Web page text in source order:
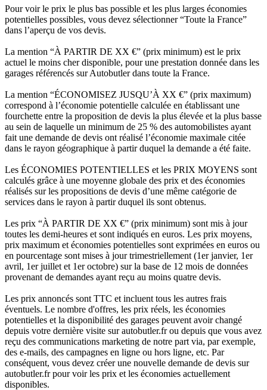
Pour voir le prix le plus bas possible et les plus larges économies
potentielles possibles, vous devez sélectionner “Toute la France”
dans l’aperçu de vos devis.
La mention “À PARTIR DE XX €” (prix minimum) est le prix
actuel le moins cher disponible, pour une prestation donnée dans les
garages référencés sur Autobutler dans toute la France.
La mention “ÉCONOMISEZ JUSQU’À XX €” (prix maximum)
correspond à l’économie potentielle calculée en établissant une
fourchette entre la proposition de devis la plus élevée et la plus basse
au sein de laquelle un minimum de 25 % des automobilistes ayant
fait une demande de devis ont réalisé l’économie maximale citée
dans le rayon géographique à partir duquel la demande a été faite.
Les ÉCONOMIES POTENTIELLES et les PRIX MOYENS sont
calculés grâce à une moyenne globale des prix et des économies
réalisés sur les propositions de devis d’une même catégorie de
services dans le rayon à partir duquel ils sont obtenus.
Les prix “À PARTIR DE XX €” (prix minimum) sont mis à jour
toutes les demi-heures et sont indiqués en euros. Les prix moyens,
prix maximum et économies potentielles sont exprimées en euros ou
en pourcentage sont mises à jour trimestriellement (1er janvier, 1er
avril, 1er juillet et 1er octobre) sur la base de 12 mois de données
provenant de demandes ayant reçu au moins quatre devis.
Les prix annoncés sont TTC et incluent tous les autres frais
éventuels. Le nombre d'offres, les prix réels, les économies
potentielles et la disponibilité des garages peuvent avoir changé
depuis votre dernière visite sur autobutler.fr ou depuis que vous avez
reçu des communications marketing de notre part via, par exemple,
des e-mails, des campagnes en ligne ou hors ligne, etc. Par
conséquent, vous devez créer une nouvelle demande de devis sur
autobutler.fr pour voir les prix et les économies actuellement
disponibles.